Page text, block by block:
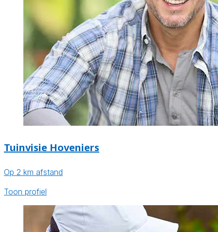
Tuinvisie Hoveniers
Op 2 km afstand
Toon profiel